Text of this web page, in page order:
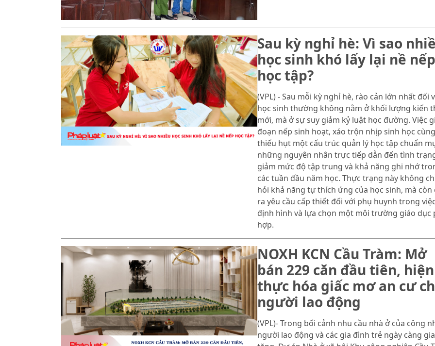
Sau kỳ nghỉ hè: Vì sao
học sinh khó lấy lại nề nếp
học tập?
(VPL) - Sau mỗi kỳ nghỉ hè, rào cản lớn nhất đối
học sinh thường không nằm ở khối lượng kiến
mới, mà ở sự suy giảm kỷ luật học đường. Việc
đoạn nếp sinh hoạt, xáo trộn nhịp sinh học
thiếu hụt một cấu trúc quản lý học tập chuẩn
những nguyên nhân trực tiếp dẫn đến tình
giảm mức độ tập trung và khả năng ghi nhớ
các tuần đầu năm học. Thực trạng này không
hỏi khả năng tự thích ứng của học sinh, mà còn
ra yêu cầu cấp thiết đối với phụ huynh trong việc
định hình và lựa chọn một môi trường giáo dục
hợp.
NOXH KCN Cầu Tràm: Mở
bán 229 căn đầu tiên, hiện
thực hóa giấc mơ an cư
người lao động
(VPL)- Trong bối cảnh nhu cầu nhà ở của công
người lao động và các gia đình trẻ ngày càng gia